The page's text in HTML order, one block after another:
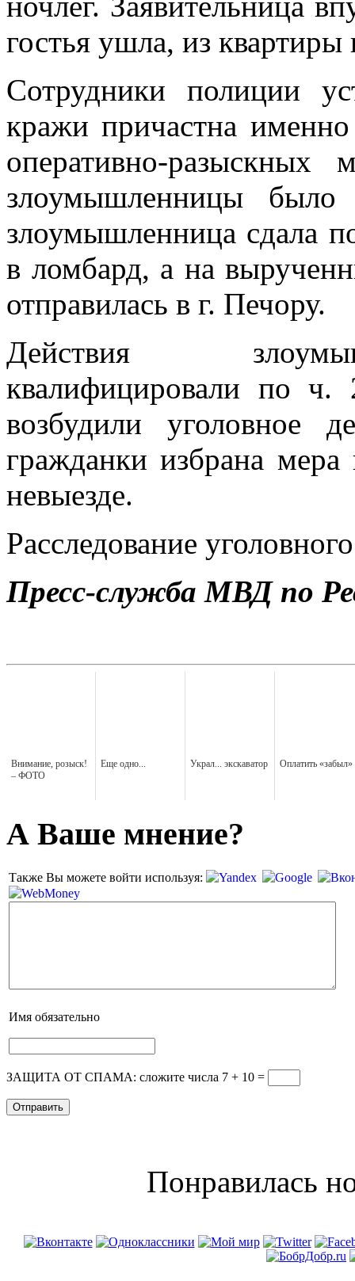
гостья ушла, из
Сотрудники полиции
кражи причастна
оперативно-разыскных
злоумышленницы было
злоумышленница сдала
в ломбард, а на
отправилась в г. Печору.
Действия
квалифицировали по
возбудили уголовное
гражданки избрана
невыезде.
Расследование
Пресс-служба МВД по
Внимание, розыск!
– ФОТО
Еще одно... Украл... экскаватор Оплатить «забыл»
А Ваше мнение?
Также Вы можете войти используя:
Имя обязательно
ЗАЩИТА ОТ СПАМА: сложите числа 7 + 10 =
Понравилась